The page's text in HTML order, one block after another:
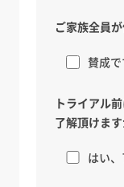
ご家族全員
賛成で
トライアル
了解頂けます
はい、